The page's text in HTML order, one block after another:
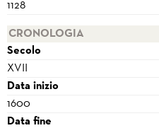
1128
CRONOLOGIA
Secolo
XVII
Data inizio
1600
Data fine